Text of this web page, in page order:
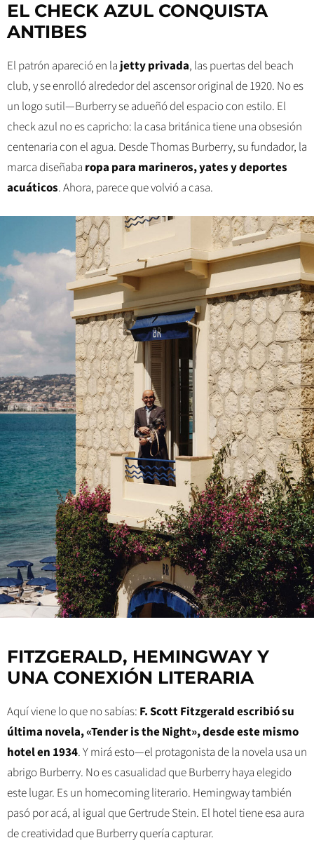
EL CHECK AZUL CONQUISTA
ANTIBES
El patrón apareció en la jetty privada, las puertas del beach
club, y se enrolló alrededor del ascensor original de 1920. No es
un logo sutil—Burberry se adueñó del espacio con estilo. El
check azul no es capricho: la casa británica tiene una obsesión
centenaria con el agua. Desde Thomas Burberry, su fundador, la
marca diseñaba ropa para marineros, yates y deportes
acuáticos. Ahora, parece que volvió a casa.
FITZGERALD, HEMINGWAY Y
UNA CONEXIÓN LITERARIA
Aquí viene lo que no sabías: F. Scott Fitzgerald escribió su
última novela, «Tender is the Night», desde este mismo
hotel en 1934. Y mirá esto—el protagonista de la novela usa un
abrigo Burberry. No es casualidad que Burberry haya elegido
este lugar. Es un homecoming literario. Hemingway también
pasó por acá, al igual que Gertrude Stein. El hotel tiene esa aura
de creatividad que Burberry quería capturar.